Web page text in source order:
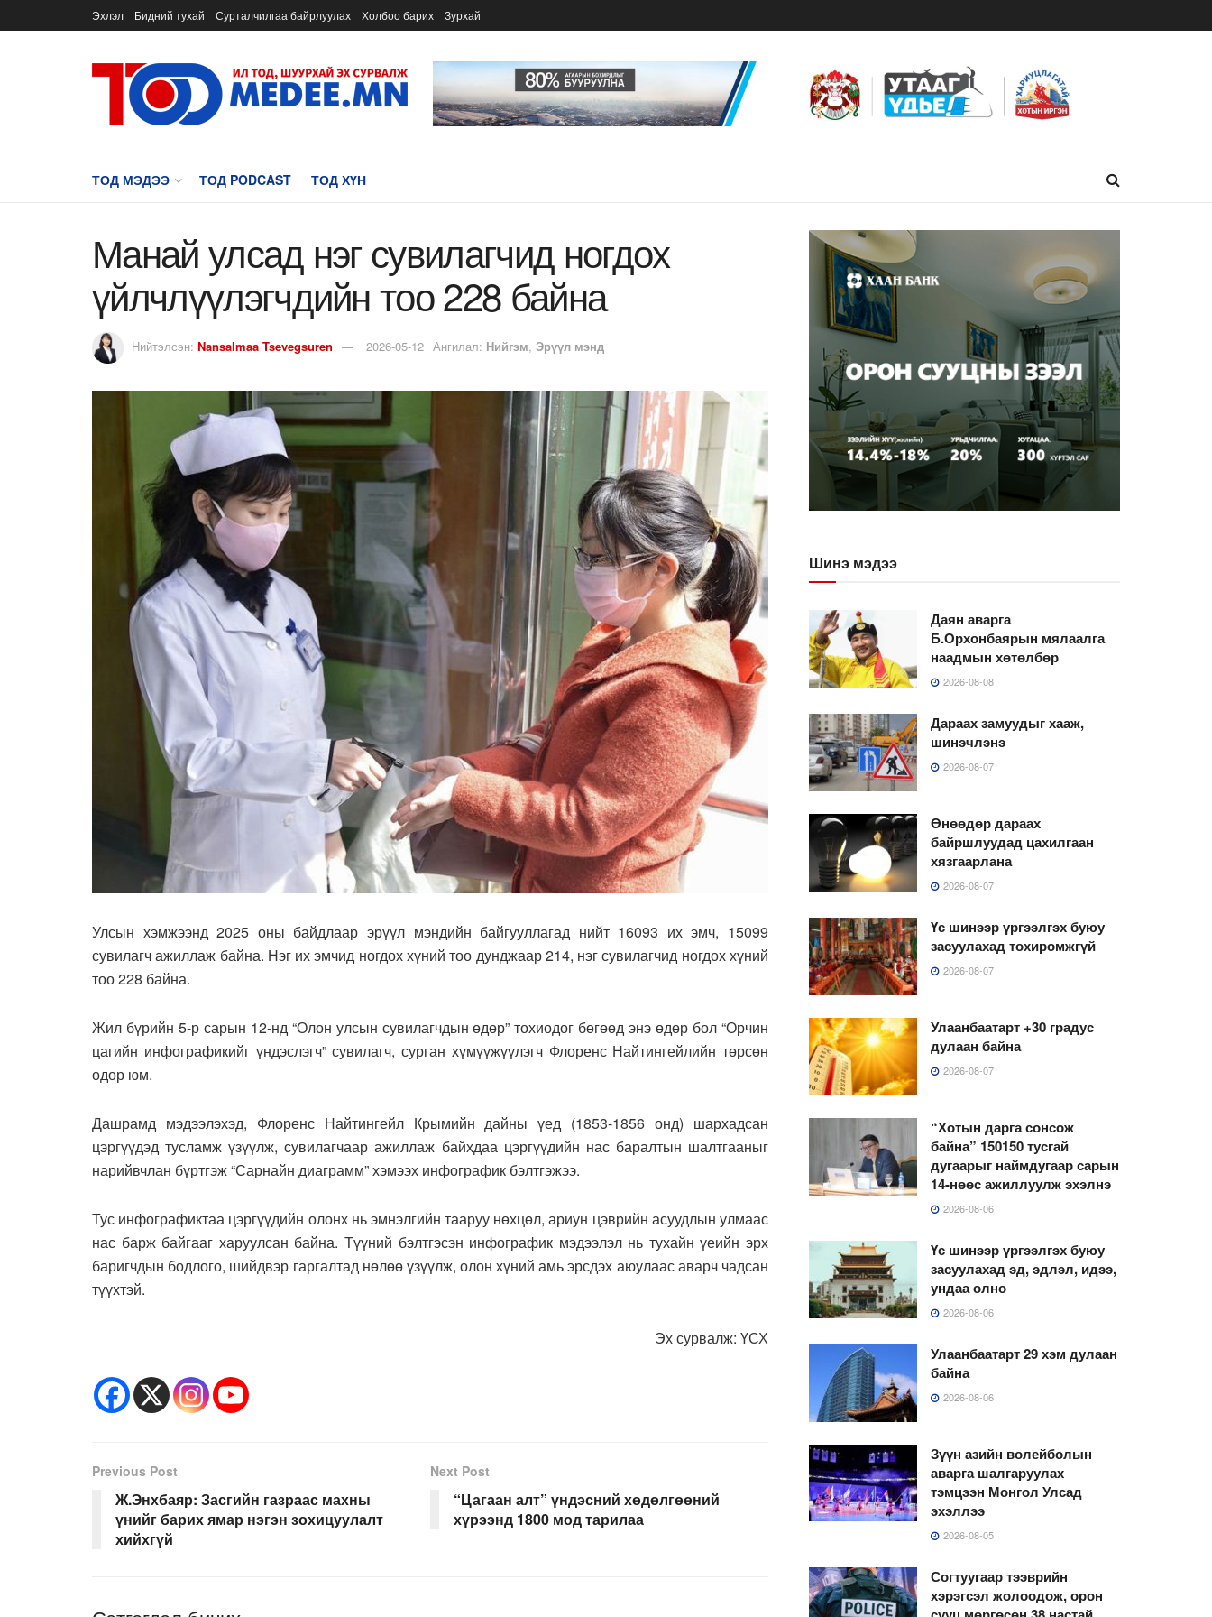
Эхлэл Бидний тухай Сурталчилгаа байрлуулах Холбоо барих Зурхай
ТОД МЭДЭЭ ТОД PODCAST ТОД ХҮН
Манай улсад нэг сувилагчид ногдох
үйлчлүүлэгчдийн тоо 228 байна
Нийтэлсэн: Nansalmaa Tsevegsuren 2026-05-12 Ангилал: Нийгэм, Эрүүл мэнд
Улсын хэмжээнд 2025 оны байдлаар эрүүл мэндийн байгууллагад нийт 16093 их эмч, 15099
сувилагч ажиллаж байна. Нэг их эмчид ногдох хүний тоо дунджаар 214, нэг сувилагчид ногдох хүний
тоо 228 байна.
Жил бүрийн 5-р сарын 12-нд “Олон улсын сувилагчдын өдөр” тохиодог бөгөөд энэ өдөр бол “Орчин
цагийн инфографикийг үндэслэгч” сувилагч, сурган хүмүүжүүлэгч Флоренс Найтингейлийн төрсөн
өдөр юм.
Дашрамд мэдээлэхэд, Флоренс Найтингейл Крымийн дайны үед (1853-1856 онд) шархадсан
цэргүүдэд тусламж үзүүлж, сувилагчаар ажиллаж байхдаа цэргүүдийн нас баралтын шалтгааныг
нарийвчлан бүртгэж “Сарнайн диаграмм” хэмээх инфографик бэлтгэжээ.
Тус инфографиктаа цэргүүдийн олонх нь эмнэлгийн тааруу нөхцөл, ариун цэврийн асуудлын улмаас
нас барж байгааг харуулсан байна. Түүний бэлтгэсэн инфографик мэдээлэл нь тухайн үеийн эрх
баригчдын бодлого, шийдвэр гаргалтад нөлөө үзүүлж, олон хүний амь эрсдэх аюулаас аварч чадсан
түүхтэй.
Эх сурвалж: ҮСХ
Previous Post
Ж.Энхбаяр: Засгийн газраас махны
үнийг барих ямар нэгэн зохицуулалт
хийхгүй
Next Post
“Цагаан алт” үндэсний хөдөлгөөний
хүрээнд 1800 мод тарилаа
Шинэ мэдээ
Даян аварга
Б.Орхонбаярын мялаалга
наадмын хөтөлбөр
2026-08-08
Дараах замуудыг хааж,
шинэчлэнэ
2026-08-07
Өнөөдөр дараах
байршлуудад цахилгаан
хязгаарлана
2026-08-07
Үс шинээр үргээлгэх буюу
засуулахад тохиромжгүй
2026-08-07
Улаанбаатарт +30 градус
дулаан байна
2026-08-07
“Хотын дарга сонсож
байна” 150150 тусгай
дугаарыг наймдугаар сарын
14-нөөс ажиллуулж эхэлнэ
2026-08-06
Үс шинээр үргээлгэх буюу
засуулахад эд, эдлэл, идээ,
ундаа олно
2026-08-06
Улаанбаатарт 29 хэм дулаан
байна
2026-08-06
Зүүн азийн волейболын
аварга шалгаруулах
тэмцээн Монгол Улсад
эхэллээ
2026-08-05
Согтуугаар тээврийн
хэрэгсэл жолоодож, орон